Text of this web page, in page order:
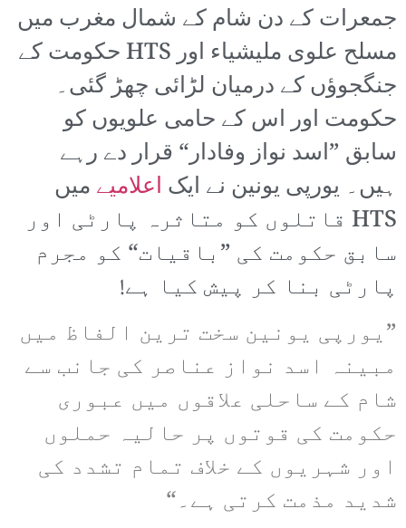
جمعرات کے دن شام کے شمال مغرب میں
مسلح علوی ملیشیاء اور HTS حکومت کے
جنگجوؤں کے درمیان لڑائی چھڑ گئی۔
حکومت اور اس کے حامی علویوں کو
سابق ”اسد نواز وفادار“ قرار دے رہے
ہیں۔ یورپی یونین نے ایک اعلامیےمیں
HTS قاتلوں کو متاثرہ پارٹی اور
سابق حکومت کی ”باقیات“ کو مجرم
پارٹی بنا کر پیش کیا ہے!
”یورپی یونین سخت ترین الفاظ میں
مبینہ اسد نواز عناصر کی جانب سے
شام کے ساحلی علاقوں میں عبوری
حکومت کی قوتوں پر حالیہ حملوں
اور شہریوں کے خلاف تمام تشدد کی
شدید مذمت کرتی ہے۔“